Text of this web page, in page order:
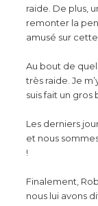
raide. De plus,
remonter la
amusé sur
Au bout de
très raide. Je
suis fait un gros
Les derniers
et nous
!
Finalement,
nous lui avons